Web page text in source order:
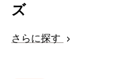
ズ
さらに探す